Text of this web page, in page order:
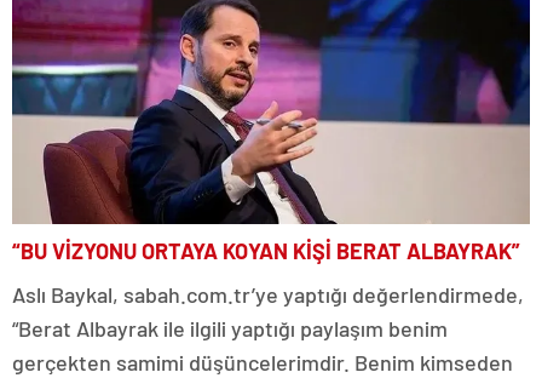
“BU VİZYONU ORTAYA KOYAN KİŞİ BERAT ALBAYRAK”
Aslı Baykal, sabah.com.tr’ye yaptığı değerlendirmede,
“Berat Albayrak ile ilgili yaptığı paylaşım benim
gerçekten samimi düşüncelerimdir. Benim kimseden